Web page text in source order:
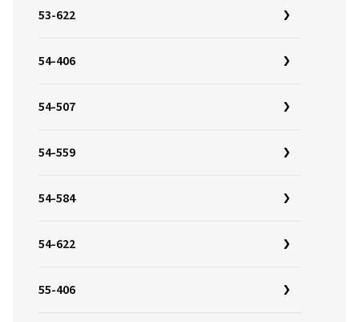
53-622
54-406
54-507
54-559
54-584
54-622
55-406